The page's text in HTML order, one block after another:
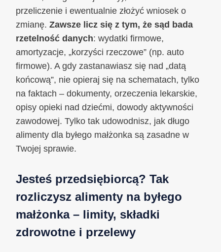
przeliczenie i ewentualnie złożyć wniosek o
zmianę. Zawsze licz się z tym, że sąd bada
rzetelność danych: wydatki firmowe,
amortyzacje, „korzyści rzeczowe” (np. auto
firmowe). A gdy zastanawiasz się nad „datą
końcową”, nie opieraj się na schematach, tylko
na faktach – dokumenty, orzeczenia lekarskie,
opisy opieki nad dziećmi, dowody aktywności
zawodowej. Tylko tak udowodnisz, jak długo
alimenty dla byłego małżonka są zasadne w
Twojej sprawie.
Jesteś przedsiębiorcą? Tak
rozliczysz alimenty na byłego
małżonka – limity, składki
zdrowotne i przelewy